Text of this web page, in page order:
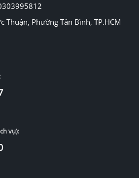
Phường Tân Bình, TP.HCM
vụ):